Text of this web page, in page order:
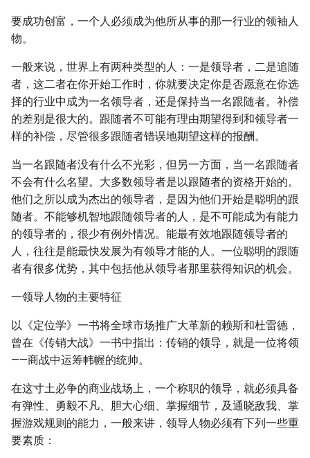
要成功创富，一个人必须成为他所从事的那一行业的领袖人
物。
一般来说，世界上有两种类型的人：一是领导者，二是追随
者，这二者在你开始工作时，你就要决定你是否愿意在你选
择的行业中成为一名领导者，还是保持当一名跟随者。补偿
的差别是很大的。跟随者不可能有理由期望得到和领导者一
样的补偿，尽管很多跟随者错误地期望这样的报酬。
当一名跟随者没有什么不光彩，但另一方面，当一名跟随者
不会有什么名望。大多数领导者是以跟随者的资格开始的。
他们之所以成为杰出的领导者，是因为他们开始是聪明的跟
随者。不能够机智地跟随领导者的人，是不可能成为有能力
的领导者的，很少有例外情况。能最有效地跟随领导者的
人，往往是能最快发展为有领导才能的人。一位聪明的跟随
者有很多优势，其中包括他从领导者那里获得知识的机会。
一领导人物的主要特征
以《定位学》一书将全球市场推广大革新的赖斯和杜雷德，
曾在《传销大战》一书中指出：传销的领导，就是一位将领
——商战中运筹帏幄的统帅。
在这寸土必争的商业战场上，一个称职的领导，就必须具备
有弹性、勇毅不凡、胆大心细、掌握细节，及通晓敌我、掌
握游戏规则的能力，一般来讲，领导人物必须有下列一些重
要素质：